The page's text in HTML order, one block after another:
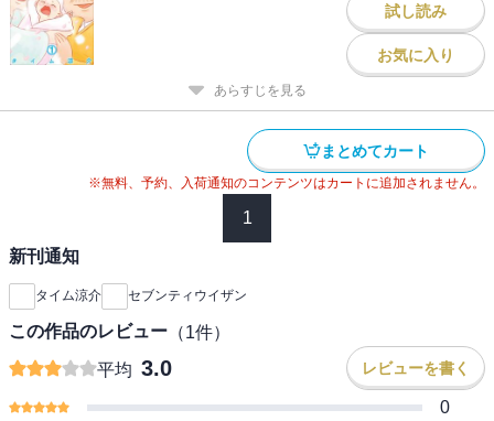
試し読み
お気に入り
あらすじを見る
まとめてカート
※無料、予約、入荷通知のコンテンツはカートに追加されません。
1
新刊通知
タイム涼介 セブンティウイザン
この作品のレビュー （1件）
平均 3.0 レビューを書く
0